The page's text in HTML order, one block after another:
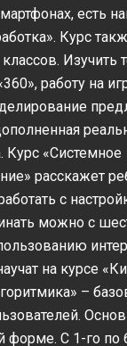
есть
Курс
Изучить
работу на
Курс «Системное
расскажет
с
можно с
на курсе
–
форме. С 1-го по